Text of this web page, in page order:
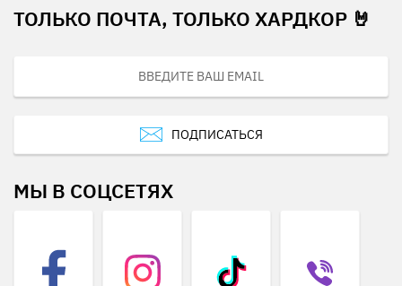
ТОЛЬКО ПОЧТА, ТОЛЬКО ХАРДКОР 🤘
ПОДПИСАТЬСЯ
МЫ В СОЦСЕТЯХ